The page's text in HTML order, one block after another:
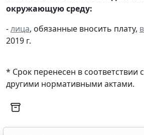
окружающую среду:
-лица, обязанные вносить плату,
2019 г.
* Срок перенесен в соответствии
другими нормативными актами.